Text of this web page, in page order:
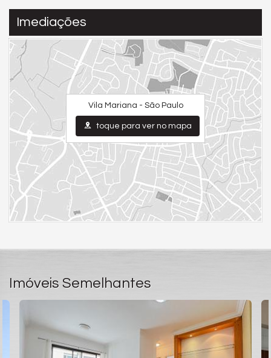
Imediações
Vila Mariana - São Paulo
toque para ver no mapa
Imóveis Semelhantes